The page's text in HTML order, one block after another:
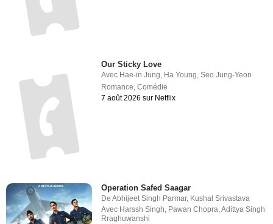
Our Sticky Love
Avec Hae-in Jung, Ha Young,Seo Jung-Yeon
Romance,Comédie
7 août 2026 sur Netflix
Operation Safed Saagar
DeAbhijeet Singh Parmar, Kushal Srivastava
Avec Harssh Singh, Pawan Chopra,Adittya Singh
Rraghuwanshi